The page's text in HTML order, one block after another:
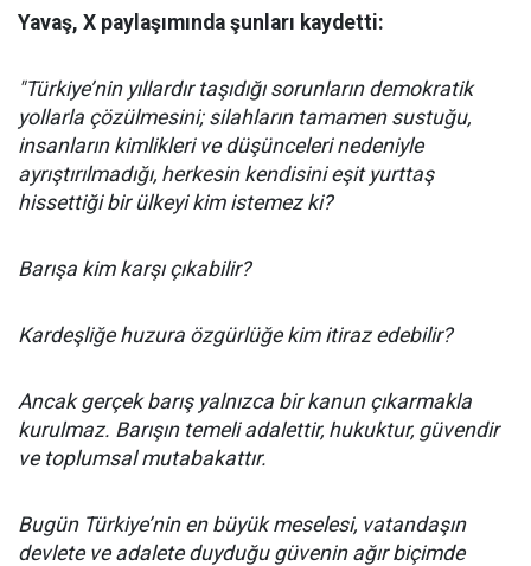
Yavaş, X paylaşımında şunları kaydetti:
"Türkiye’nin yıllardır taşıdığı sorunların demokratik
yollarla çözülmesini; silahların tamamen sustuğu,
insanların kimlikleri ve düşünceleri nedeniyle
ayrıştırılmadığı, herkesin kendisini eşit yurttaş
hissettiği bir ülkeyi kim istemez ki?
Barışa kim karşı çıkabilir?
Kardeşliğe huzura özgürlüğe kim itiraz edebilir?
Ancak gerçek barış yalnızca bir kanun çıkarmakla
kurulmaz. Barışın temeli adalettir, hukuktur, güvendir
ve toplumsal mutabakattır.
Bugün Türkiye’nin en büyük meselesi, vatandaşın
devlete ve adalete duyduğu güvenin ağır biçimde